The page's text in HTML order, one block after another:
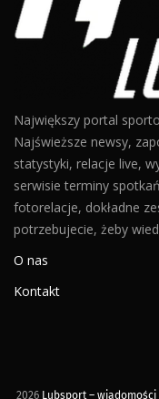
Największy portal
Najświeższe newsy,
statystyki, relacje live,
serwisie terminy
fotorelacje, dokładne
potrzebujecie, żeby
O nas
Kontakt
2026 Lubsport –